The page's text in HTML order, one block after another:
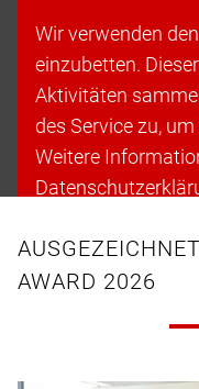
Wir verwenden
einzubetten.
Aktivitäten
des Service zu,
Weitere
Cookies
AWARD 2026